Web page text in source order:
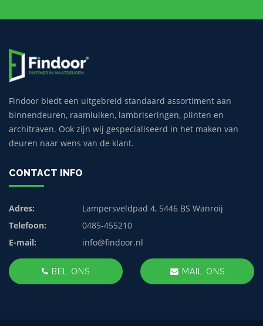
Findoor biedt een uitgebreid standaard assortiment aan
binnendeuren, raamluiken, lambriseringen, plinten en
architraven. Ook zijn wij gespecialiseerd in het maken van
deuren naar wens van de klant.
CONTACT INFO
Adres:
Lampersveldpad 4, 5446 BS Wanroij
Telefoon:
0485-455210
E-mail:
info@findoor.nl
BEL ONS MAIL ONS